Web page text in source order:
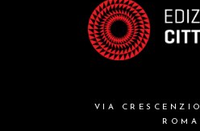
VIA
ROMA